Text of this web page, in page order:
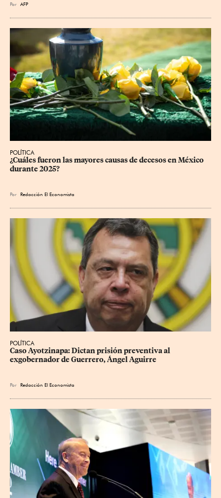
Por AFP
POLÍTICA
¿Cuáles fueron las mayores causas de decesos en México
durante 2025?
Por Redacción El Economista
POLÍTICA
Caso Ayotzinapa: Dictan prisión preventiva al
exgobernador de Guerrero, Ángel Aguirre
Por Redacción El Economista